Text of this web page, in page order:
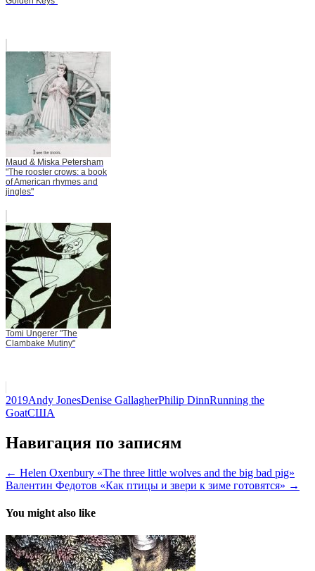
Maud & Miska Petersham
"The rooster crows: a book
of American rhymes and
jingles"
Tomi Ungerer "The
Clambake Mutiny"
2019Andy JonesDenise GallagherPhilip DinnRunning the
GoatСША
Навигация по записям
← Helen Oxenbury «The three little wolves and the big bad pig»
Валентин Федотов «Как птицы и звери к зиме готовятся» →
You might also like